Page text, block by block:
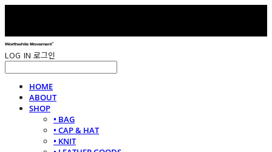
LOG IN 로그인
HOME
ABOUT
SHOP
• BAG
• CAP & HAT
• KNIT